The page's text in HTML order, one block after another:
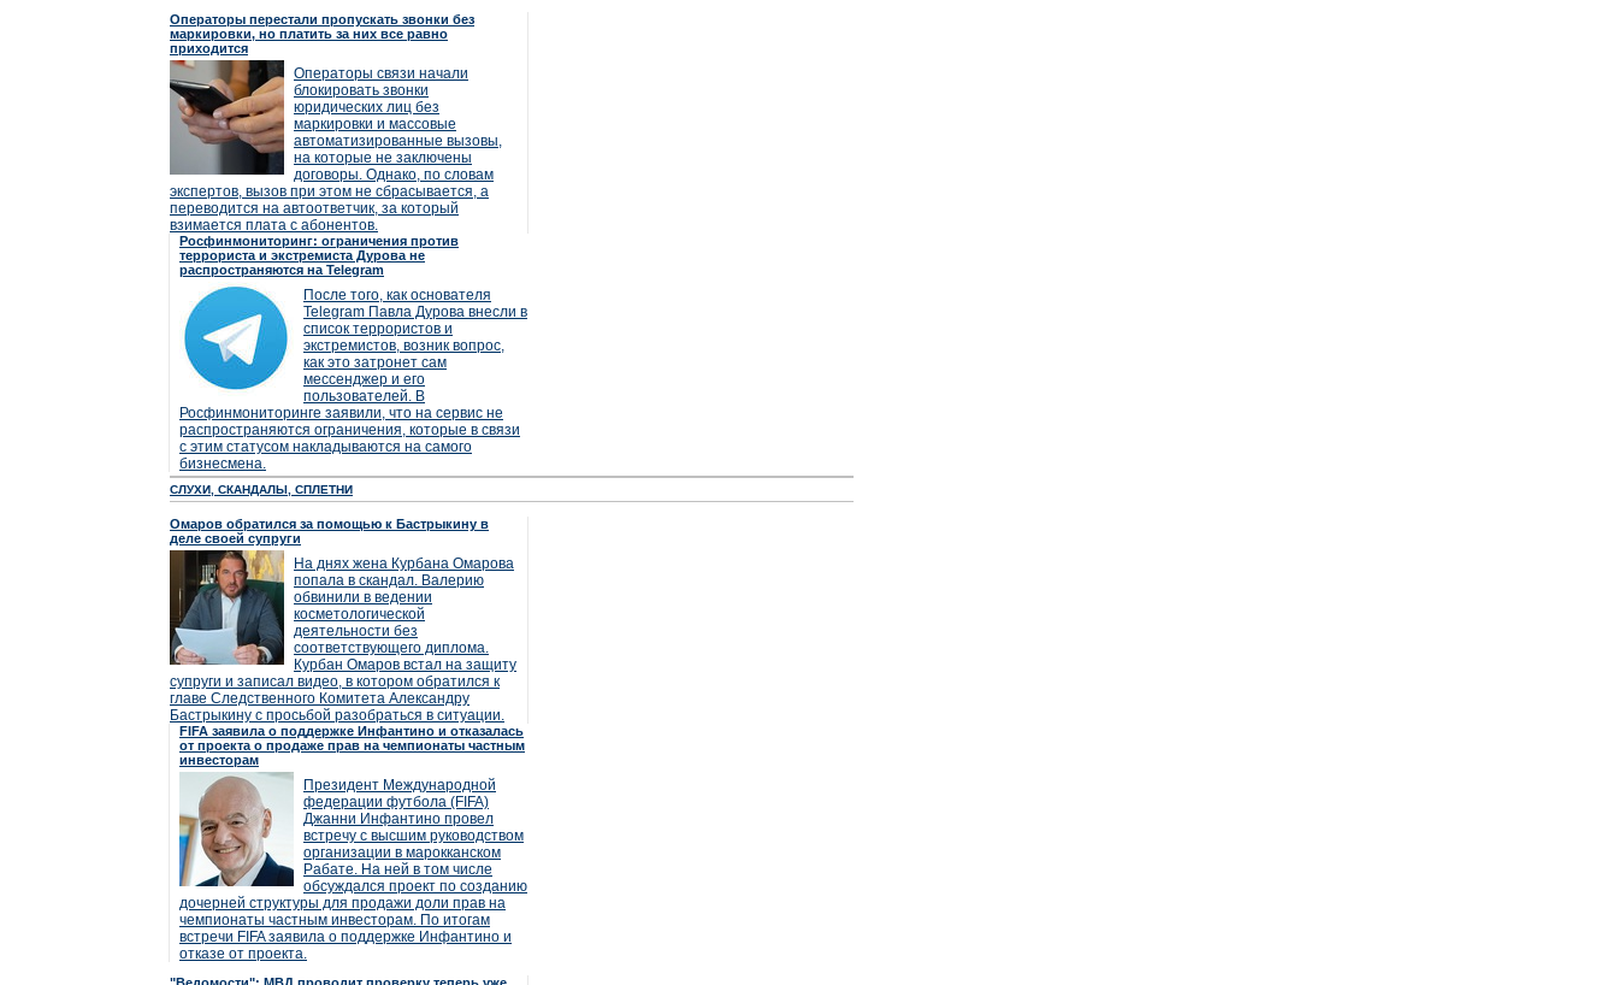
Операторы перестали пропускать звонки без
маркировки, но платить за них все равно
приходится
Операторы связи начали
блокировать звонки
юридических лиц без
маркировки и массовые
автоматизированные вызовы,
на которые не заключены
договоры. Однако, по словам
экспертов, вызов при этом не сбрасывается, а
переводится на автоответчик, за который
взимается плата с абонентов.
Росфинмониторинг: ограничения против
террориста и экстремиста Дурова не
распространяются на Telegram
После того, как основателя
Telegram Павла Дурова внесли в
список террористов и
экстремистов, возник вопрос,
как это затронет сам
мессенджер и его
пользователей. В
Росфинмониторинге заявили, что на сервис не
распространяются ограничения, которые в связи
с этим статусом накладываются на самого
бизнесмена.
СЛУХИ, СКАНДАЛЫ, СПЛЕТНИ
Омаров обратился за помощью к Бастрыкину в
деле своей супруги
На днях жена Курбана Омарова
попала в скандал. Валерию
обвинили в ведении
косметологической
деятельности без
соответствующего диплома.
Курбан Омаров встал на защиту
супруги и записал видео, в котором обратился к
главе Следственного Комитета Александру
Бастрыкину с просьбой разобраться в ситуации.
FIFA заявила о поддержке Инфантино и отказалась
от проекта о продаже прав на чемпионаты частным
инвесторам
Президент Международной
федерации футбола (FIFA)
Джанни Инфантино провел
встречу с высшим руководством
организации в марокканском
Рабате. На ней в том числе
обсуждался проект по созданию
дочерней структуры для продажи доли прав на
чемпионаты частным инвесторам. По итогам
встречи FIFA заявила о поддержке Инфантино и
отказе от проекта.